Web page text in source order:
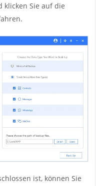
klicken Sie auf die
ist, können Sie